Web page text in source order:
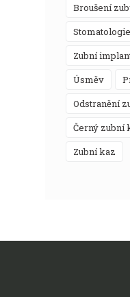
broušení
stomatologie
zubní
úsměv
odstranění
černý zubní
zubní kaz